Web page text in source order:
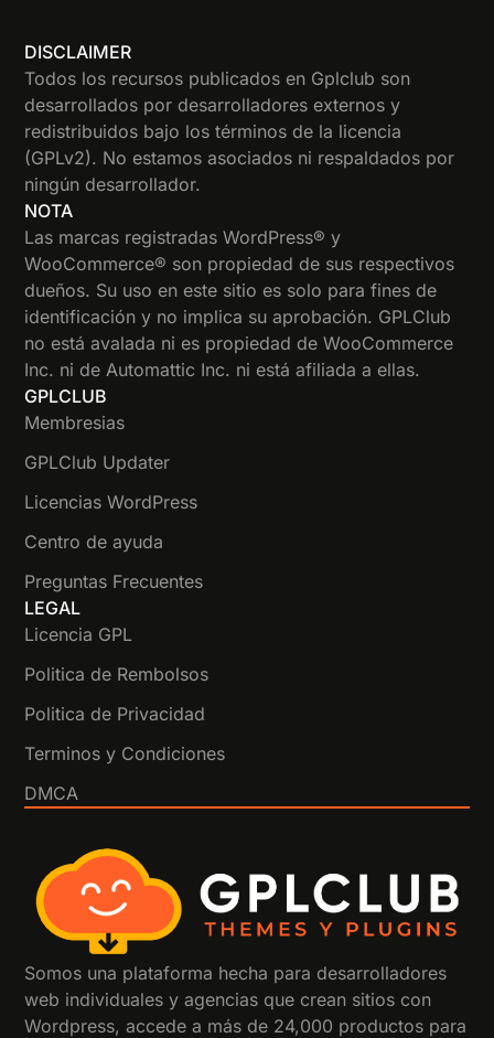
DISCLAIMER
Todos los recursos publicados en Gplclub son
desarrollados por desarrolladores externos y
redistribuidos bajo los términos de la licencia
(GPLv2). No estamos asociados ni respaldados por
ningún desarrollador.
NOTA
Las marcas registradas WordPress® y
WooCommerce® son propiedad de sus respectivos
dueños. Su uso en este sitio es solo para fines de
identificación y no implica su aprobación. GPLClub
no está avalada ni es propiedad de WooCommerce
Inc. ni de Automattic Inc. ni está afiliada a ellas.
GPLCLUB
Membresias
GPLClub Updater
Licencias WordPress
Centro de ayuda
Preguntas Frecuentes
LEGAL
Licencia GPL
Politica de Rembolsos
Politica de Privacidad
Terminos y Condiciones
DMCA
Somos una plataforma hecha para desarrolladores
web individuales y agencias que crean sitios con
Wordpress, accede a más de 24,000 productos para